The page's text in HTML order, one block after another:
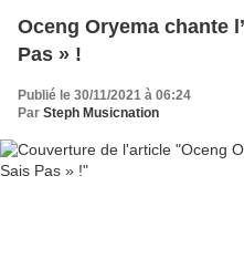
Oceng Oryema chante
Pas » !
Publié le 30/11/2021 à 06:24
Par Steph Musicnation